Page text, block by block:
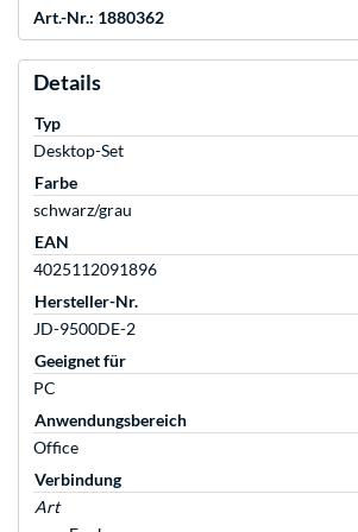
Art.-Nr.: 1880362
Details
Typ
Desktop-Set
Farbe
schwarz/grau
EAN
4025112091896
Hersteller-Nr.
JD-9500DE-2
Geeignet für
PC
Anwendungsbereich
Office
Verbindung
Art